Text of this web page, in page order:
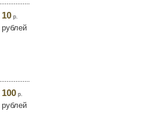
10 р.
рублей
100 р.
рублей